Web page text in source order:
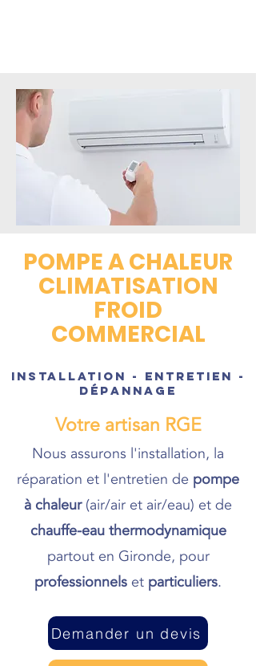
POMPE A CHALEUR
CLIMATISATION
FROID
COMMERCIAL
INSTALLATION - ENTRETIEN -
Dépannage
Votre artisan RGE
Nous assurons l'installation, la
réparation et l'entretien de pompe
à chaleur(air/air et air/eau) et de
chauffe-eau thermodynamique
partout en Gironde, pour
professionnels et particuliers.
Demander un devis